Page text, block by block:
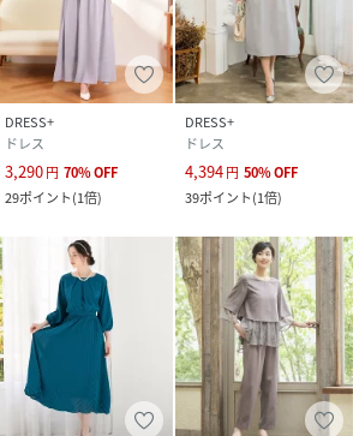
DRESS+
ドレス
3,290円 70%OFF
29ポイント(1倍)
DRESS+
ドレス
4,394円 50%OFF
39ポイント(1倍)